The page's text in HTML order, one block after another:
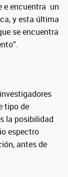
e encuentra un
y esta última
se encuentra
tipo de
la posibilidad
espectro
antes de